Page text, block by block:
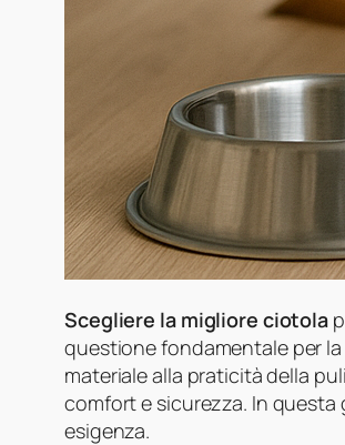
Scegliere la migliore ciotola
questione fondamentale per
materiale alla praticità della
comfort e sicurezza. In
esigenza.